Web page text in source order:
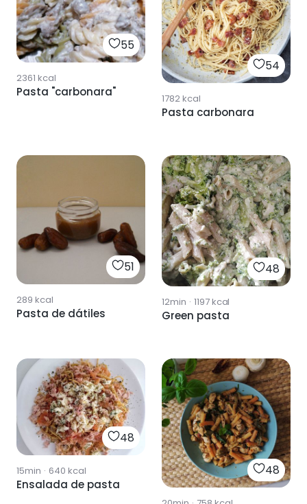
55
2361 kcal
Pasta "carbonara"
54
1782kcal
Pasta carbonara
51
289 kcal
Pasta de dátiles
48
12min · 1197kcal
Green pasta
48
15min · 640 kcal
Ensalada de pasta
48